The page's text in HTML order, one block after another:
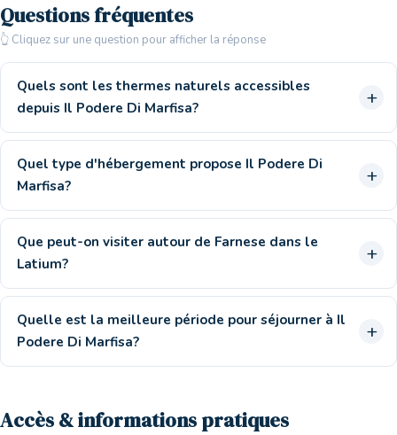
Questions fréquentes
👆 Cliquez sur une question pour afficher la réponse
Quels sont les thermes naturels accessibles
depuis Il Podere Di Marfisa?
Quel type d'hébergement propose Il Podere Di
Marfisa?
Que peut-on visiter autour de Farnese dans le
Latium?
Quelle est la meilleure période pour séjourner à Il
Podere Di Marfisa?
Accès & informations pratiques